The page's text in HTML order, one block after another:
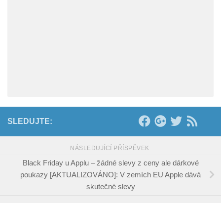
SLEDUJTE:
NÁSLEDUJÍCÍ PŘÍSPĚVEK
Black Friday u Applu – žádné slevy z ceny ale dárkové
poukazy [AKTUALIZOVÁNO]: V zemích EU Apple dává
skutečné slevy